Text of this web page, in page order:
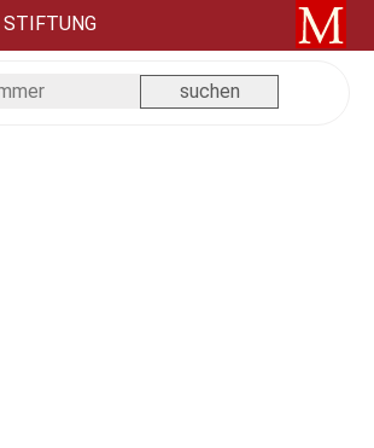
STIFTUNG